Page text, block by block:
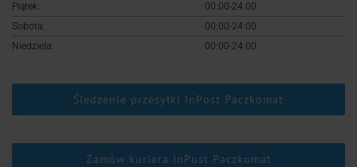
Piątek:
00:00-24:00
Sobota:
00:00-24:00
Niedziela:
00:00-24:00
Śledzenie przesyłki InPost Paczkomat
Zamów kuriera InPost Paczkomat